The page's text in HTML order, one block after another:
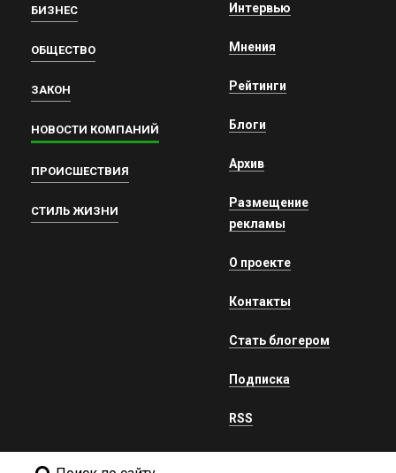
БИЗНЕС
ОБЩЕСТВО
ЗАКОН
НОВОСТИ КОМПАНИЙ
ПРОИСШЕСТВИЯ
СТИЛЬ ЖИЗНИ
Интервью
Мнения
Рейтинги
Блоги
Архив
Размещение
рекламы
О проекте
Контакты
Стать блогером
Подписка
RSS